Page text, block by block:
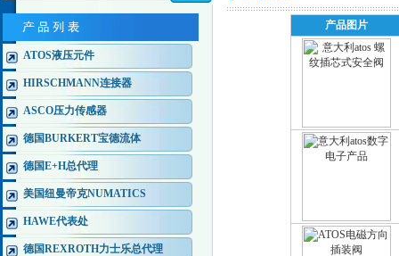
ATOS液压元件
HIRSCHMANN连接器
ASCO压力传感器
德国BURKERT宝德流体
德国E+H总代理
美国纽曼帝克NUMATICS
HAWE代表处
德国REXROTH力士乐总代理
产品图片